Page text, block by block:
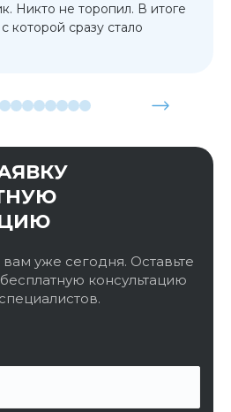
Никто не торопил. В итоге
которой сразу стало
уже сегодня. Оставьте
консультацию